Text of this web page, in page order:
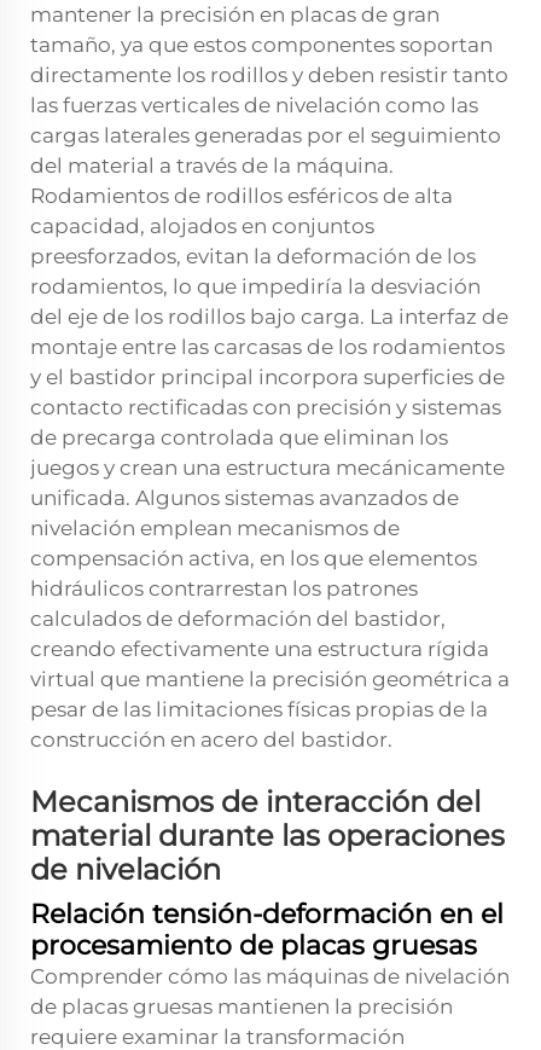
mantener la precisión en placas de gran
tamaño, ya que estos componentes soportan
directamente los rodillos y deben resistir tanto
las fuerzas verticales de nivelación como las
cargas laterales generadas por el seguimiento
del material a través de la máquina.
Rodamientos de rodillos esféricos de alta
capacidad, alojados en conjuntos
preesforzados, evitan la deformación de los
rodamientos, lo que impediría la desviación
del eje de los rodillos bajo carga. La interfaz de
montaje entre las carcasas de los rodamientos
y el bastidor principal incorpora superficies de
contacto rectificadas con precisión y sistemas
de precarga controlada que eliminan los
juegos y crean una estructura mecánicamente
unificada. Algunos sistemas avanzados de
nivelación emplean mecanismos de
compensación activa, en los que elementos
hidráulicos contrarrestan los patrones
calculados de deformación del bastidor,
creando efectivamente una estructura rígida
virtual que mantiene la precisión geométrica a
pesar de las limitaciones físicas propias de la
construcción en acero del bastidor.
Mecanismos de interacción del
material durante las operaciones
de nivelación
Relación tensión-deformación en el
procesamiento de placas gruesas
Comprender cómo las máquinas de nivelación
de placas gruesas mantienen la precisión
requiere examinar la transformación